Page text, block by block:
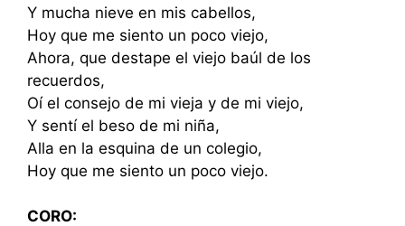
Y mucha nieve en mis cabellos,
Hoy que me siento un poco viejo,
Ahora, que destape el viejo baúl de los
recuerdos,
Oí el consejo de mi vieja y de mi viejo,
Y sentí el beso de mi niña,
Alla en la esquina de un colegio,
Hoy que me siento un poco viejo.
CORO: